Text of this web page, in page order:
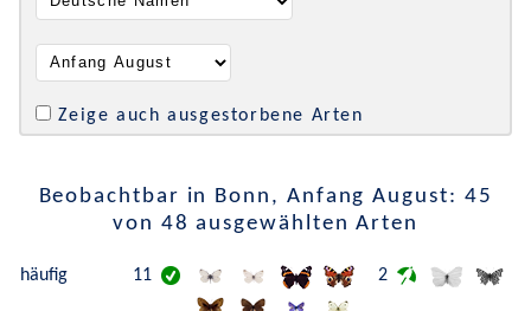
Zeige auch ausgestorbene Arten
Beobachtbar in Bonn, Anfang August: 45
von 48 ausgewählten Arten
häufig 11 2